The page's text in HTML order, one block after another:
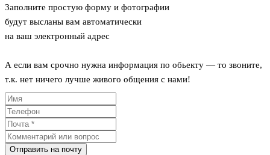
Заполните простую форму и фотографии
будут высланы вам автоматически
на ваш электронный адрес
А если вам срочно нужна информация по обьекту — то звоните,
т.к. нет ничего лучше живого общения с нами!
Отправить на почту